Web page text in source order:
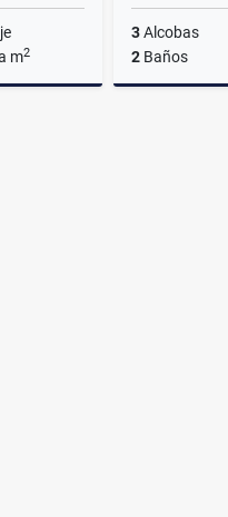
m2
3Alcobas
2 Baños